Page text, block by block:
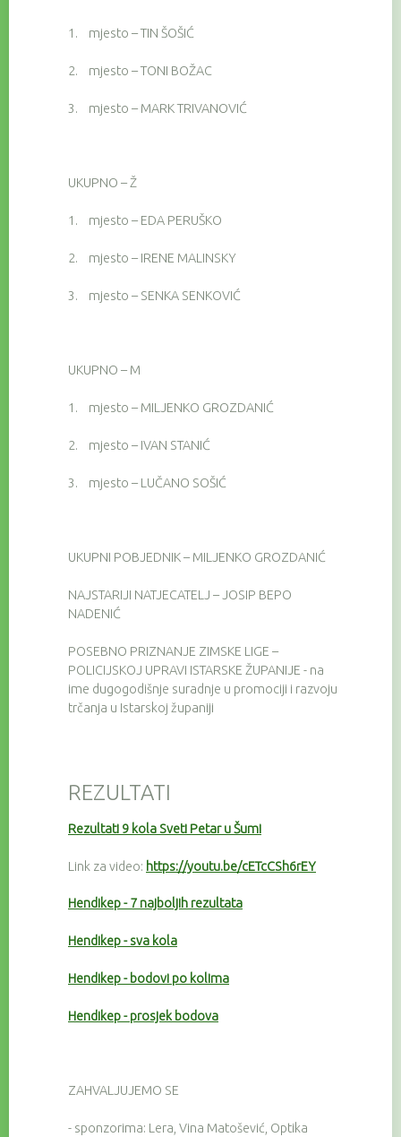
1. mjesto – TIN ŠOŠIĆ
2. mjesto – TONI BOŽAC
3. mjesto – MARK TRIVANOVIĆ
UKUPNO – Ž
1. mjesto – EDA PERUŠKO
2. mjesto – IRENE MALINSKY
3. mjesto – SENKA SENKOVIĆ
UKUPNO – M
1. mjesto – MILJENKO GROZDANIĆ
2. mjesto – IVAN STANIĆ
3. mjesto – LUČANO SOŠIĆ
UKUPNI POBJEDNIK – MILJENKO GROZDANIĆ
NAJSTARIJI NATJECATELJ – JOSIP BEPO
NADENIĆ
POSEBNO PRIZNANJE ZIMSKE LIGE –
POLICIJSKOJ UPRAVI ISTARSKE ŽUPANIJE - na
ime dugogodišnje suradnje u promociji i razvoju
trčanja u Istarskoj županiji
REZULTATI
Rezultati 9 kola Sveti Petar u Šumi
Link za video: https://youtu.be/cETcCSh6rEY
Hendikep - 7 najboljih rezultata
Hendikep - sva kola
Hendikep - bodovi po kolima
Hendikep - prosjek bodova
ZAHVALJUJEMO SE
- sponzorima: Lera, Vina Matošević, Optika